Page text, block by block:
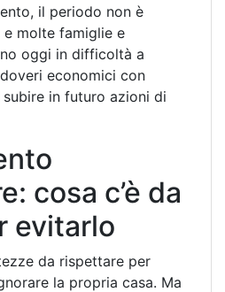
il periodo non è
molte famiglie e
oggi in difficoltà a
economici con
in futuro azioni di
cosa c’è da
evitarlo
da rispettare per
la propria casa. Ma